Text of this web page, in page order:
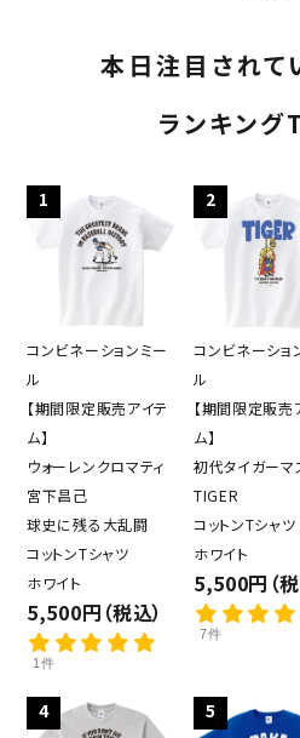
本日注目されて
ランキン
1
コンビネーションミー
ル
【期間限定販売アイテ
ム】
ウォーレンクロマティ
宮下昌己
球史に残る大乱闘
コットンTシャツ
ホワイト
5,500円（税込）
1件
2
コンビネーショ
ル
【期間限定販売
ム】
初代タイガーマ
TIGER
コットンTシャツ
ホワイト
5,500円（税
7件
4 5